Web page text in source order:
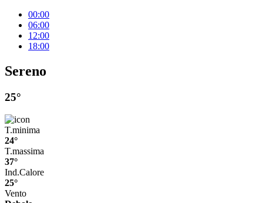
00:00
06:00
12:00
18:00
Sereno
25°
T.minima
24°
T.massima
37°
Ind.Calore
25°
Vento